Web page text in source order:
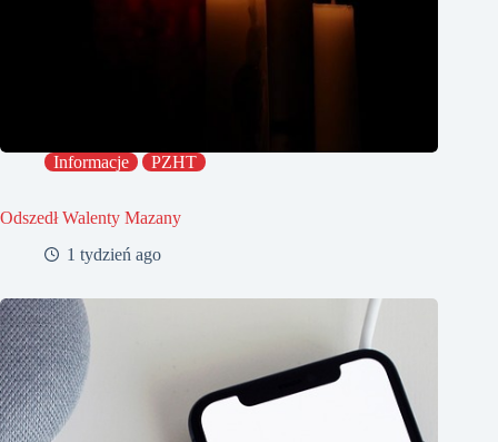
Informacje PZHT
Odszedł Walenty Mazany
1 tydzień ago